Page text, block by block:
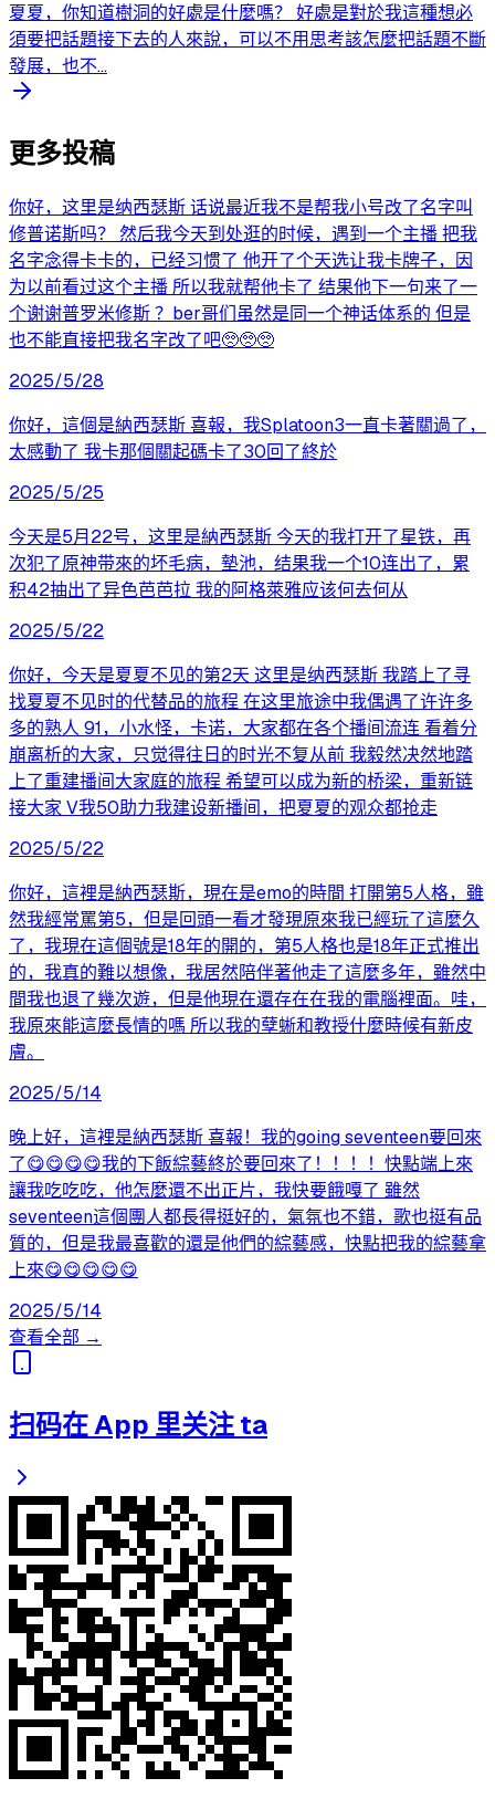
夏夏，你知道樹洞的好處是什麼嗎？ 好處是對於我這種想必
須要把話題接下去的人來說，可以不用思考該怎麼把話題不斷
發展，也不...
更多投稿
你好，这里是纳西瑟斯 话说最近我不是帮我小号改了名字叫
修普诺斯吗？ 然后我今天到处逛的时候，遇到一个主播 把我
名字念得卡卡的，已经习惯了 他开了个天选让我卡牌子，因
为以前看过这个主播 所以我就帮他卡了 结果他下一句来了一
个谢谢普罗米修斯 ？ber哥们虽然是同一个神话体系的 但是
也不能直接把我名字改了吧🥺🥺🥺
2025/5/28
你好，這個是納西瑟斯 喜報，我Splatoon3一直卡著關過了，
太感動了 我卡那個關起碼卡了30回了終於
2025/5/25
今天是5月22号，这里是納西瑟斯 今天的我打开了星铁，再
次犯了原神带來的坏毛病，墊池，结果我一个10连出了，累
积42抽出了异色芭芭拉 我的阿格萊雅应该何去何从
2025/5/22
你好，今天是夏夏不见的第2天 这里是纳西瑟斯 我踏上了寻
找夏夏不见时的代替品的旅程 在这里旅途中我偶遇了许许多
多的熟人 91，小水怪，卡诺，大家都在各个播间流连 看着分
崩离析的大家，只觉得往日的时光不复从前 我毅然决然地踏
上了重建播间大家庭的旅程 希望可以成为新的桥梁，重新链
接大家 V我50助力我建设新播间，把夏夏的观众都抢走
2025/5/22
你好，這裡是納西瑟斯，現在是emo的時間 打開第5人格，雖
然我經常罵第5，但是回頭一看才發現原來我已經玩了這麼久
了，我現在這個號是18年的開的，第5人格也是18年正式推出
的，我真的難以想像，我居然陪伴著他走了這麼多年，雖然中
間我也退了幾次遊，但是他現在還存在在我的電腦裡面。哇，
我原來能這麼長情的嗎 所以我的孽蜥和教授什麼時候有新皮
膚。
2025/5/14
晚上好，這裡是納西瑟斯 喜報！我的going seventeen要回來
了😋😋😋😋我的下飯綜藝終於要回來了！！！！快點端上來
讓我吃吃吃，他怎麼還不出正片，我快要餓嘎了 雖然
seventeen這個團人都長得挺好的，氣氛也不錯，歌也挺有品
質的，但是我最喜歡的還是他們的綜藝感，快點把我的綜藝拿
上來😋😋😋😋😋
2025/5/14
查看全部 →
扫码在 App 里关注 ta